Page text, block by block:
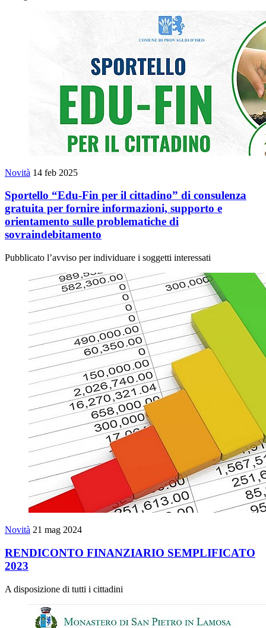
Novità 14 feb 2025
Sportello “Edu-Fin per il cittadino” di consulenza
gratuita per fornire informazioni, supporto e
orientamento sulle problematiche di
sovraindebitamento
Pubblicato l’avviso per individuare i soggetti interessati
Novità 21 mag 2024
RENDICONTO FINANZIARIO SEMPLIFICATO
2023
A disposizione di tutti i cittadini